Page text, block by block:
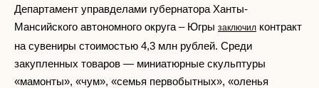
Департамент управделами губернатора Ханты-
Мансийского автономного округа – Югры заключил контракт
на сувениры стоимостью 4,3 млн рублей. Среди
закупленных товаров — миниатюрные скульптуры
«мамонты», «чум», «семья первобытных», «оленья